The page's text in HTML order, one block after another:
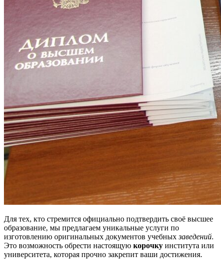
Для тех, кто стремится официально подтвердить своё высшее
образование, мы предлагаем уникальные услуги по
изготовлению оригинальных документов учебныхзаведений.
Это возможность обрести настоящую корочку института или
университета, которая прочно закрепит ваши достижения.